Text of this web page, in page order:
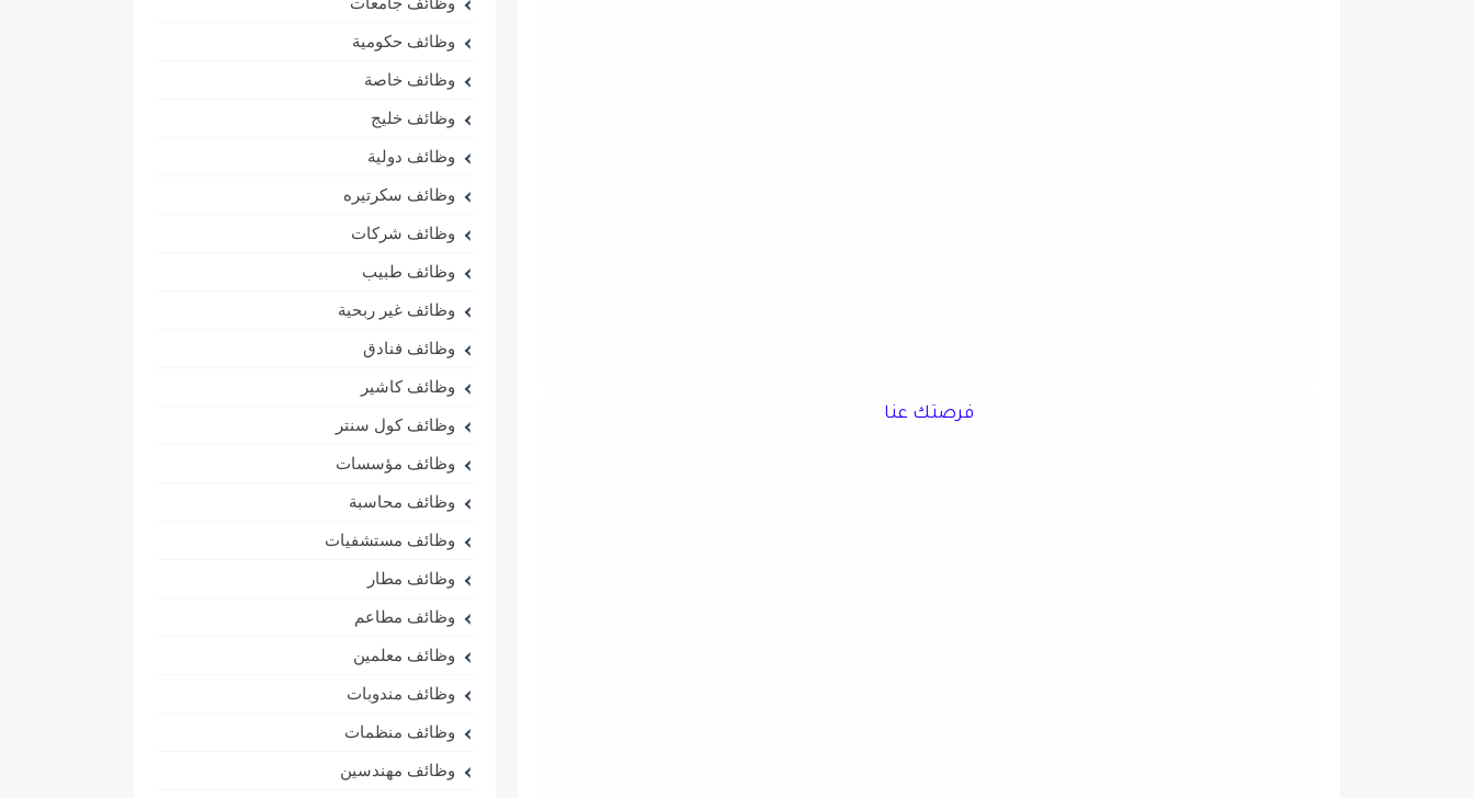
فرصتك عنا
وظائف حكومية
وظائف خاصة
وظائف خليج
وظائف دولية
وظائف سكرتيره
وظائف شركات
وظائف طبيب
وظائف غير ربحية
وظائف فنادق
وظائف كاشير
وظائف كول سنتر
وظائف مؤسسات
وظائف محاسبة
وظائف مستشفيات
وظائف مطار
وظائف مطاعم
وظائف معلمين
وظائف مندوبات
وظائف منظمات
وظائف مهندسين